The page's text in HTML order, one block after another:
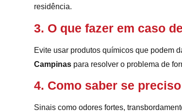
residência.
3. O que fazer em caso
Evite usar produtos químicos que podem
Campinas para resolver o problema de
4. Como saber se
Sinais como odores fortes,